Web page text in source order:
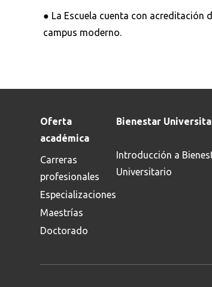
● La Escuela cuenta con acreditación
campus moderno.
Oferta
académica
Carreras
profesionales
Especializaciones
Maestrías
Doctorado
Bienestar
Introducción a
Universitario